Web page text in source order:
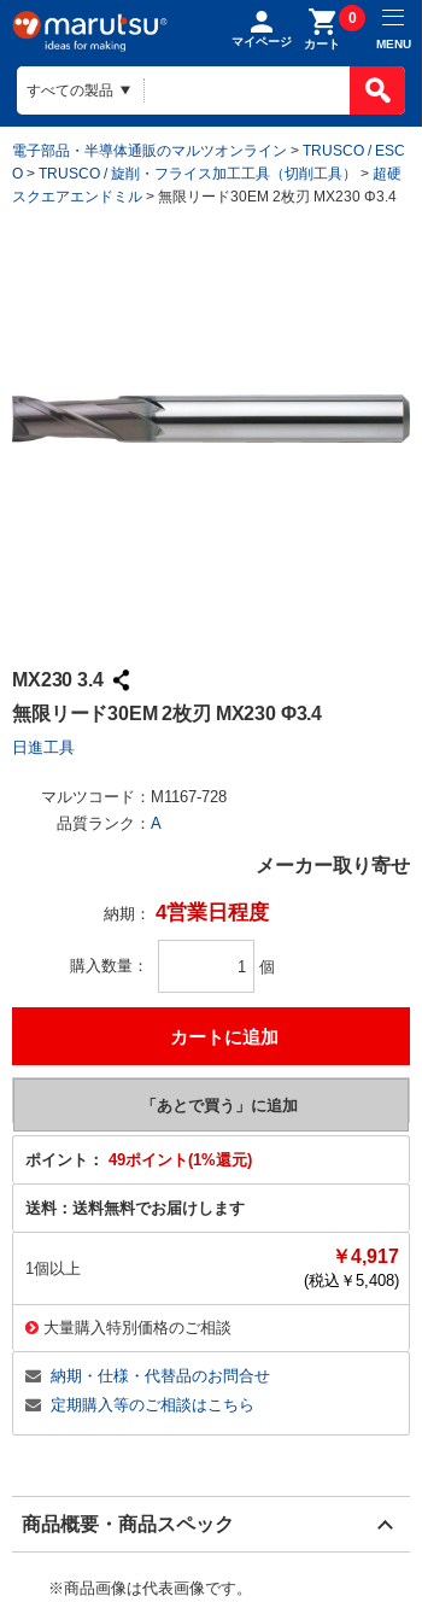
マイページ カート
0
MENU
電子部品・半導体通販のマルツオンライン > TRUSCO / ESC
O > TRUSCO / 旋削・フライス加工工具（切削工具） > 超硬
スクエアエンドミル > 無限リード30EM 2枚刃 MX230 Φ3.4
MX230 3.4
無限リード30EM 2枚刃 MX230 Φ3.4
日進工具
マルツコード： M1167-728
品質ランク： A
メーカー取り寄せ
納期： 4営業日程度
購入数量 個
ポイント： 49ポイント(1%還元)
送料： 送料無料でお届けします
1個以上
￥4,917
(税込￥ 5,408)
大量購入特別価格のご相談
納期・仕様・代替品のお問合せ
定期購入等のご相談はこちら
商品概要・商品スペック
※商品画像は代表画像です。